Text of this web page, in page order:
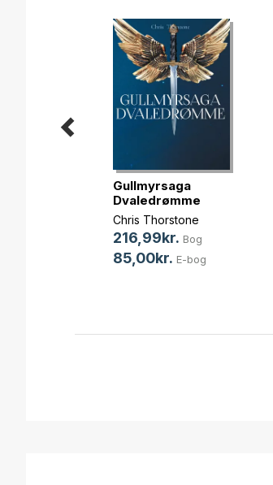
Gullmyrsaga
Dvaledrømme
Chris Thorstone
216,99kr. Bog
85,00kr. E-bog